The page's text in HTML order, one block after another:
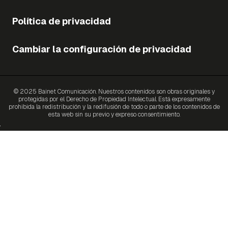
Política de privacidad
Cambiar la configuración de privacidad
© 2025 Bainet Comunicación. Nuestros contenidos son obras originales y
protegidas por el Derecho de Propiedad Intelectual. Está expresamente
prohibida la redistribución y la redifusión de todo o parte de los contenidos de
esta web sin su previo y expreso consentimiento.